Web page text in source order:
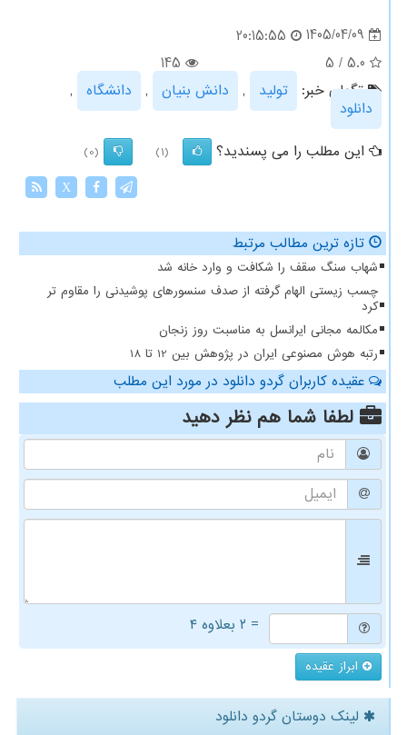
1405/04/09
20:15:55
5.0
/
5
145
تگهای خبر:
تولید , دانش بنیان , دانشگاه
,
دانلود
این مطلب را می پسندید؟
(1)
(0)
X
تازه ترین مطالب مرتبط
شهاب سنگ سقف را شکافت و وارد خانه شد
چسب زیستی الهام گرفته از صدف سنسورهای پوشیدنی را مقاوم تر
کرد
مکالمه مجانی ایرانسل به مناسبت روز زنجان
رتبه هوش مصنوعی ایران در پژوهش بین 12 تا 18
عقیده کاربران گردو دانلود در مورد این مطلب
لطفا شما همنظر دهید
= ۲ بعلاوه ۴
ابراز عقیده
لینک دوستان گردو دانلود